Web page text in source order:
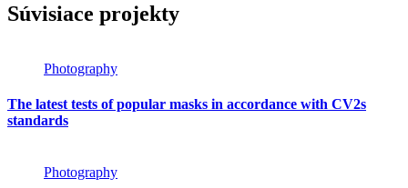
Súvisiace projekty
Photography
The latest tests of popular masks in accordance with CV2s
standards
Photography